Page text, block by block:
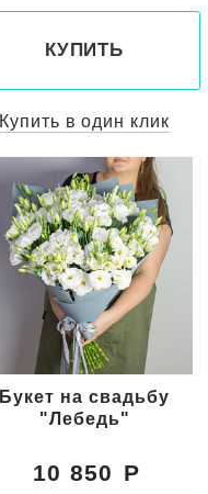
КУПИТЬ
Купить в один клик
Букет на свадьбу
"Лебедь"
10 850